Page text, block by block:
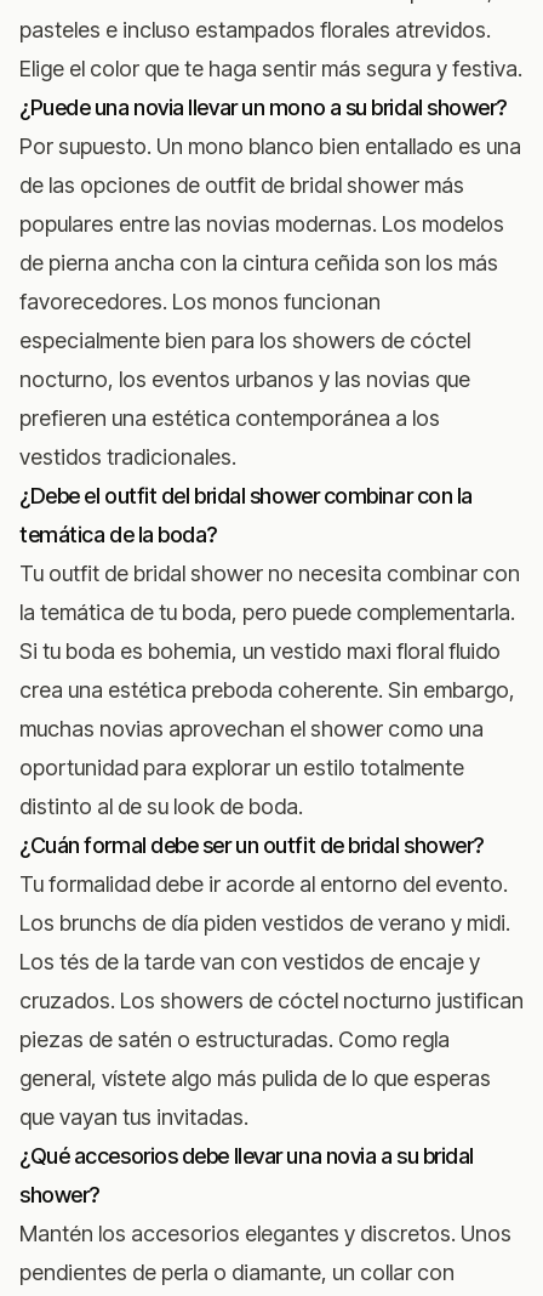
pasteles e incluso estampados florales atrevidos.
Elige el color que te haga sentir más segura y festiva.
¿Puede una novia llevar un mono a su bridal shower?
Por supuesto. Un mono blanco bien entallado es una
de las opciones de outfit de bridal shower más
populares entre las novias modernas. Los modelos
de pierna ancha con la cintura ceñida son los más
favorecedores. Los monos funcionan
especialmente bien para los showers de cóctel
nocturno, los eventos urbanos y las novias que
prefieren una estética contemporánea a los
vestidos tradicionales.
¿Debe el outfit del bridal shower combinar con la
temática de la boda?
Tu outfit de bridal shower no necesita combinar con
la temática de tu boda, pero puede complementarla.
Si tu boda es bohemia, un vestido maxi floral fluido
crea una estética preboda coherente. Sin embargo,
muchas novias aprovechan el shower como una
oportunidad para explorar un estilo totalmente
distinto al de su look de boda.
¿Cuán formal debe ser un outfit de bridal shower?
Tu formalidad debe ir acorde al entorno del evento.
Los brunchs de día piden vestidos de verano y midi.
Los tés de la tarde van con vestidos de encaje y
cruzados. Los showers de cóctel nocturno justifican
piezas de satén o estructuradas. Como regla
general, vístete algo más pulida de lo que esperas
que vayan tus invitadas.
¿Qué accesorios debe llevar una novia a su bridal
shower?
Mantén los accesorios elegantes y discretos. Unos
pendientes de perla o diamante, un collar con